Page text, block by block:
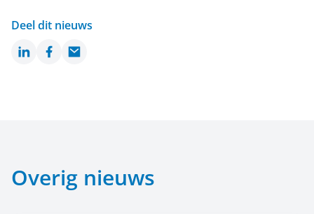
Deel dit nieuws
LinkedInFacebook
Email
Overig nieuws